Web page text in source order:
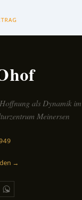
als Dynamik im
Meinersen
→